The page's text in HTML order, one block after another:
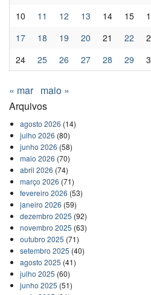
10
11 12 13 14 15
17
18 19 20 21 22
24
25 26 27 28 29
« mar maio »
Arquivos
agosto 2026 (14)
julho 2026 (80)
junho 2026 (58)
maio 2026 (70)
abril 2026 (74)
março 2026 (71)
fevereiro 2026 (53)
janeiro 2026 (59)
dezembro 2025 (92)
novembro 2025 (63)
outubro 2025 (71)
setembro 2025 (40)
agosto 2025 (41)
julho 2025 (60)
junho 2025 (51)